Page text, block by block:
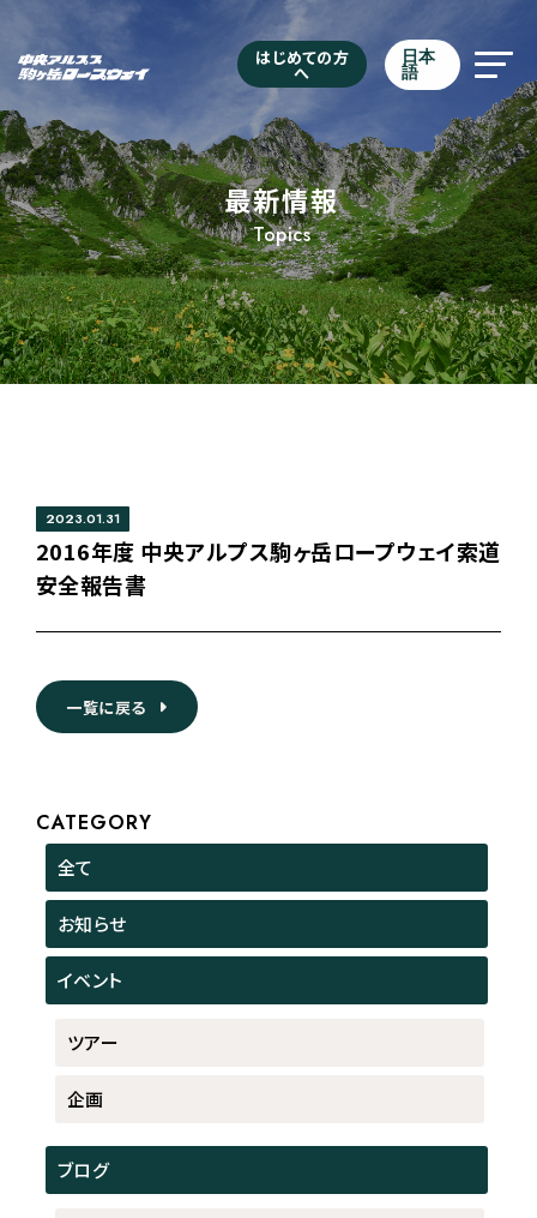
はじめての方
へ
日本
語
最新情報
Topics
2023.01.31
2016年度 中央アルプス駒ヶ岳ロープウェイ索道
安全報告書
一覧に戻る
CATEGORY
全て
お知らせ
イベント
ツアー
企画
ブログ